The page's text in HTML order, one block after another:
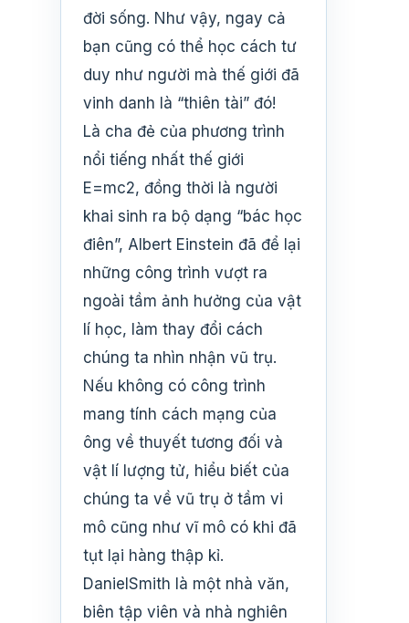
đời sống. Như vậy, ngay cả
bạn cũng có thể học cách tư
duy như người mà thế giới đã
vinh danh là “thiên tài” đó!
Là cha đẻ của phương trình
nổi tiếng nhất thế giới
E=mc2, đồng thời là người
khai sinh ra bộ dạng “bác học
điên”, Albert Einstein đã để lại
những công trình vượt ra
ngoài tầm ảnh hưởng của vật
lí học, làm thay đổi cách
chúng ta nhìn nhận vũ trụ.
Nếu không có công trình
mang tính cách mạng của
ông về thuyết tương đối và
vật lí lượng tử, hiểu biết của
chúng ta về vũ trụ ở tầm vi
mô cũng như vĩ mô có khi đã
tụt lại hàng thập kỉ.
DanielSmith là một nhà văn,
biên tập viên và nhà nghiên